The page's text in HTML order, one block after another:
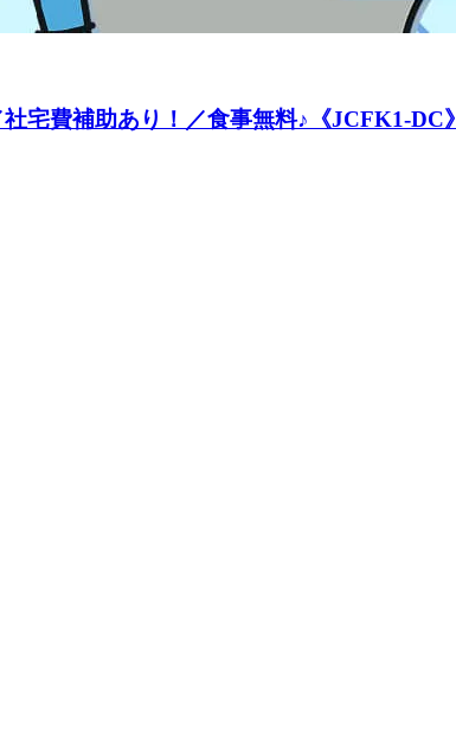
宅費補助あり！／食事無料♪《JCFK1-DC》